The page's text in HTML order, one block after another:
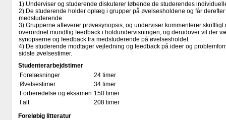
1) Underviser og studerende diskuterer løbende de studerendes
2) De studerende holder oplæg i grupper på øvelsesholdene og får
medstuderende.
3) Grupperne afleverer prøvesynopsis, og underviser kommenterer skriftligt
overordnet mundtlig feedback i holdundervisningen, og derudover vil der
synopserne og feedback fra medstuderende på øvelsesholdet.
4) De studerende modtager vejledning og feedback på ideer og
sidste øvelsestimer.
Studenterarbejdstimer
Forelæsninger
24 timer
Øvelsestimer
34 timer
Forberedelse og eksamen 150 timer
I alt
208 timer
Foreløbig litteratur